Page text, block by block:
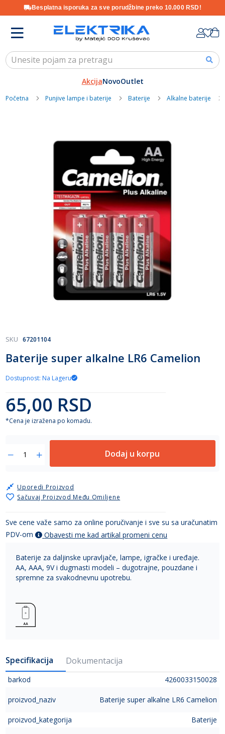
Besplatna isporuka za sve porudžbine preko 10.000 RSD!
Content
AkcijaNovoOutlet
Početna Punjive lampe i baterije Baterije Alkalne baterije
Skip
the
of
images
gallery
Baterije super alkalne LR6 Camelion
SKU 67201104
Dostupnost: Na Lageru
65,00 RSD
*Cena je izražena po komadu.
Dodaj u korpu
Sačuvaj Proizvod Među Omiljene
Uporedi Proizvod
Sve cene važe samo za online poručivanje i sve su sa uračunatim
PDV-om
Obavesti me kad artikal promeni cenu
Baterije za daljinske upravljače, lampe, igračke i uređaje.
AA, AAA, 9V i dugmasti modeli – dugotrajne, pouzdane i
spremne za svakodnevnu upotrebu.
Specifikacija Dokumentacija
barkod 4260033150028
proizvod_naziv Baterije super alkalne LR6 Camelion
proizvod_kategorija Baterije